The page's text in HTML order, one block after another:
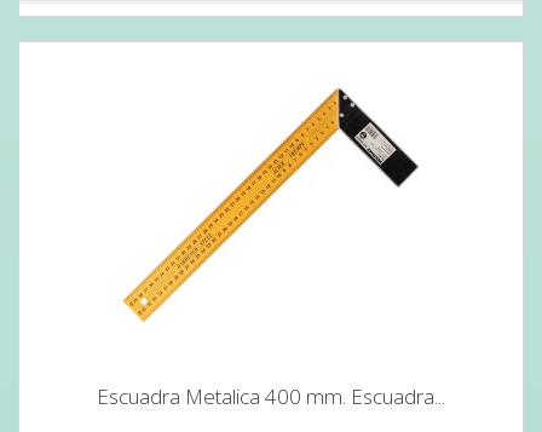
Escuadra Metalica 400 mm. Escuadra...